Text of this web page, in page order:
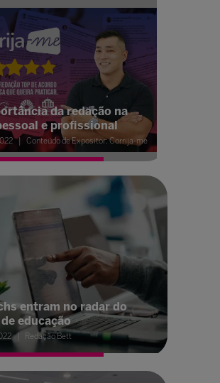
da redação na
e profissional
Conteúdo de Expositor: Corrija-me
entram no radar do
educação
Redação Bett